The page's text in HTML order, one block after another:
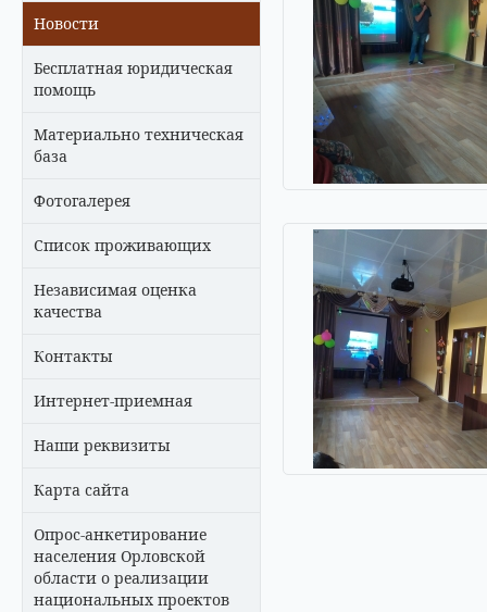
Новости
Бесплатная юридическая
помощь
Материально техническая
база
Фотогалерея
Список проживающих
Независимая оценка
качества
Контакты
Интернет-приемная
Наши реквизиты
Карта сайта
Опрос-анкетирование
населения Орловской
области о реализации
национальных проектов